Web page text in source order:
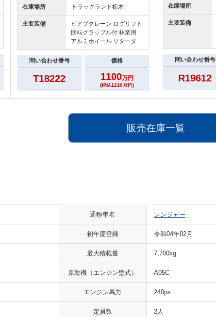
在庫場所 トラックランド栃木
主要装備
ヒアブクレーン ログリフト
回転グラップル付 林業用
アルミホイール リターダ
問い合わせ番号
T18222
価格
1100万円
(税込1210万円)
在庫場所
主要装備
問い合わせ番号
R19612
販売在庫一覧
通称車名 レンジャー
初年度登録 令和04年02月
最大積載量 7,700kg
原動機（エンジン型式） A05C
エンジン馬力 240ps
定員数 2人